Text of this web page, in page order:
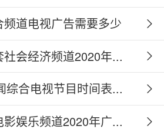
道电视广告需要多少
会经济频道2020年...
综合电视节目时间表...
娱乐频道2020年广...